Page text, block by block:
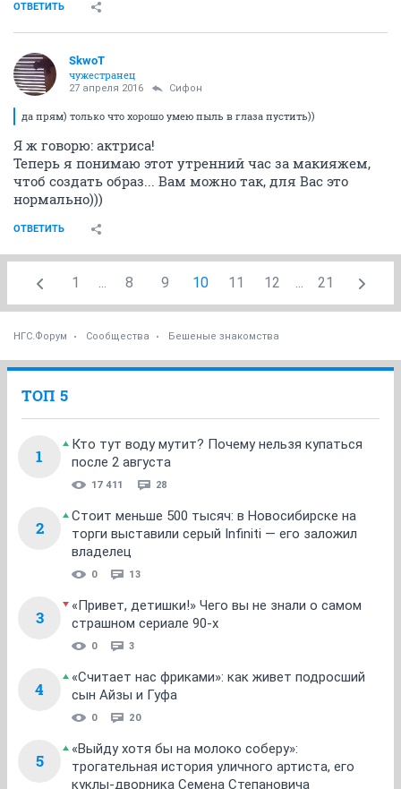
ОТВЕТИТЬ
SkwоT
чужестранец
27 апреля 2016 Сифон
да прям) только что хорошо умею пыль в глаза пустить))
Я ж говорю: актриса!
Теперь я понимаю этот утренний час за макияжем,
чтоб создать образ... Вам можно так, для Вас это
нормально)))
ОТВЕТИТЬ
1 ... 8 9 10 11 12 ... 21
НГС.Форум Сообщества Бешеные знакомства
ТОП 5
1
Кто тут воду мутит? Почему нельзя купаться
после 2 августа
17 411 28
2
Стоит меньше 500 тысяч: в Новосибирске на
торги выставили серый Infiniti — его заложил
владелец
0 13
3
«Привет, детишки!» Чего вы не знали о самом
страшном сериале 90-х
0 3
4
«Считает нас фриками»: как живет подросший
сын Айзы и Гуфа
0 20
5
«Выйду хотя бы на молоко соберу»:
трогательная история уличного артиста, его
куклы-дворника Семена Степановича